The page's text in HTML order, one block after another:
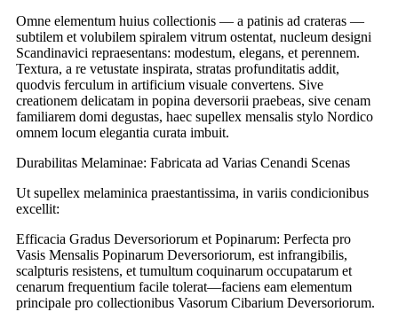
Omne elementum huius collectionis — a patinis ad crateras —
subtilem et volubilem spiralem vitrum ostentat, nucleum designi
Scandinavici repraesentans: modestum, elegans, et perennem.
Textura, a re vetustate inspirata, stratas profunditatis addit,
quodvis ferculum in artificium visuale convertens. Sive
creationem delicatam in popina deversorii praebeas, sive cenam
familiarem domi degustas, haec supellex mensalis stylo Nordico
omnem locum elegantia curata imbuit.
Durabilitas Melaminae: Fabricata ad Varias Cenandi Scenas
Ut supellex melaminica praestantissima, in variis condicionibus
excellit:
Efficacia Gradus Deversoriorum et Popinarum: Perfecta pro
Vasis Mensalis Popinarum Deversoriorum, est infrangibilis,
scalpturis resistens, et tumultum coquinarum occupatarum et
cenarum frequentium facile tolerat—faciens eam elementum
principale pro collectionibus Vasorum Cibarium Deversoriorum.